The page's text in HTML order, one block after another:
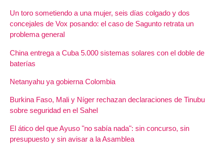
Un toro sometiendo a una mujer, seis días colgado y dos
concejales de Vox posando: el caso de Sagunto retrata un
problema general
China entrega a Cuba 5.000 sistemas solares con el doble de
baterías
Netanyahu ya gobierna Colombia
Burkina Faso, Mali y Níger rechazan declaraciones de Tinubu
sobre seguridad en el Sahel
El ático del que Ayuso "no sabía nada": sin concurso, sin
presupuesto y sin avisar a la Asamblea